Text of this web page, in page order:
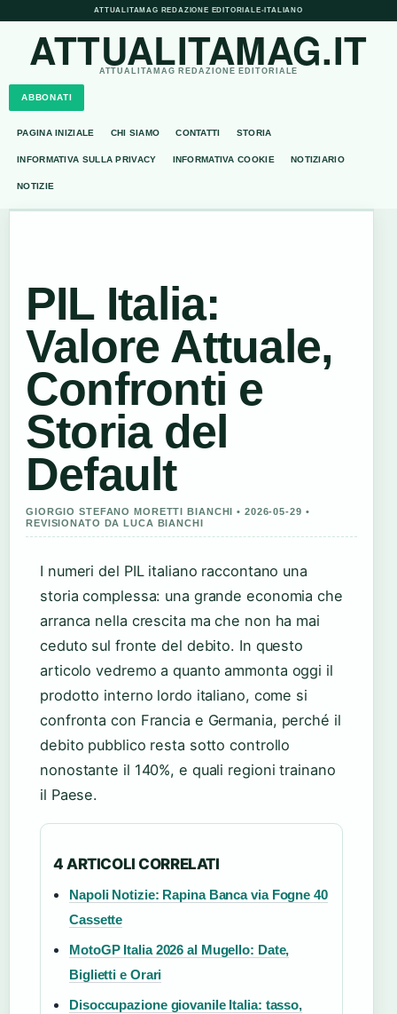
ATTUALITAMAG REDAZIONE EDITORIALE• ITALIANO
ATTUALITAMAG.IT
ATTUALITAMAG REDAZIONE EDITORIALE
ABBONATI
PAGINA INIZIALE CHI SIAMO CONTATTI STORIA
INFORMATIVA SULLA PRIVACY INFORMATIVA COOKIE NOTIZIARIO
NOTIZIE
PIL Italia:
Valore Attuale,
Confronti e
Storia del
Default
GIORGIO STEFANO MORETTI BIANCHI • 2026-05-29 •
REVISIONATO DA LUCA BIANCHI
I numeri del PIL italiano raccontano una
storia complessa: una grande economia che
arranca nella crescita ma che non ha mai
ceduto sul fronte del debito. In questo
articolo vedremo a quanto ammonta oggi il
prodotto interno lordo italiano, come si
confronta con Francia e Germania, perché il
debito pubblico resta sotto controllo
nonostante il 140%, e quali regioni trainano
il Paese.
4 ARTICOLI CORRELATI
Napoli Notizie: Rapina Banca via Fogne 40
Cassette
MotoGP Italia 2026 al Mugello: Date,
Biglietti e Orari
Disoccupazione giovanile Italia: tasso,